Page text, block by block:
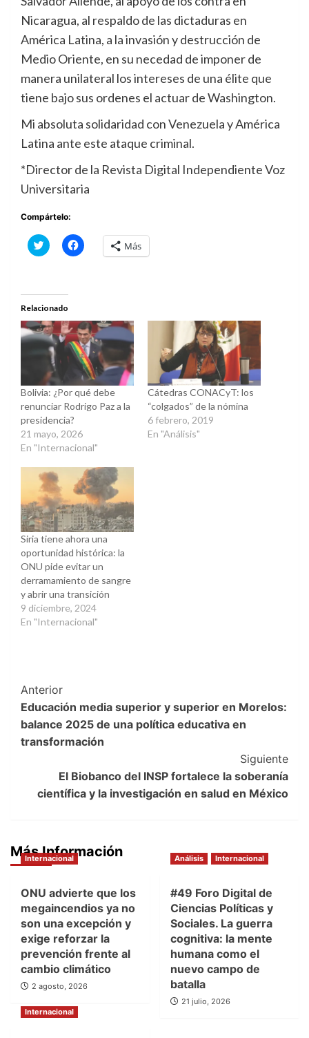
Nicaragua, al respaldo de las dictaduras en
América Latina, a la invasión y destrucción de
Medio Oriente, en su necedad de imponer de
manera unilateral los intereses de una élite que
tiene bajo sus ordenes el actuar de Washington.
Mi absoluta solidaridad con Venezuela y América
Latina ante este ataque criminal.
*Director de la Revista Digital Independiente Voz
Universitaria
Compártelo:
Haz
clic
(Se
abre
una
ventana
nueva)
Haz
clic
una
ventana
nueva)
Más
Relacionado
Bolivia: ¿Por qué debe
renunciar Rodrigo Paz a la
presidencia?
21 mayo, 2026
En "Internacional"
Cátedras CONACyT: los
“colgados” de la nómina
6 febrero, 2019
En "Análisis"
Siria tiene ahora una
oportunidad histórica: la
ONU pide evitar un
derramamiento de sangre
y abrir una transición
9 diciembre, 2024
En "Internacional"
Post
Navigation
Anterior
Educación media superior y superior en Morelos:
balance 2025 de una política educativa en
transformación
Siguiente
El Biobanco del INSP fortalece la soberanía
científica y la investigación en salud en México
Más Información
Internacional
ONU advierte que los
megaincendios ya no
son una excepción y
exige reforzar la
prevención frente al
cambio climático
2 agosto, 2026
Análisis Internacional
#49 Foro Digital de
Ciencias Políticas y
Sociales. La guerra
cognitiva: la mente
humana como el
nuevo campo de
batalla
21 julio, 2026
Internacional